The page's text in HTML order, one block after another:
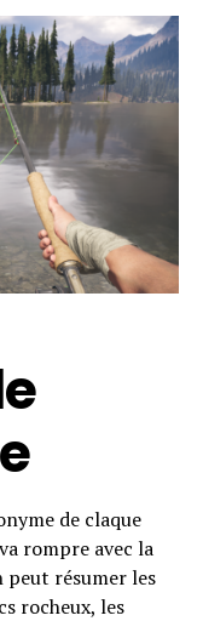
de claque
rompre avec la
peut résumer les
rocheux, les